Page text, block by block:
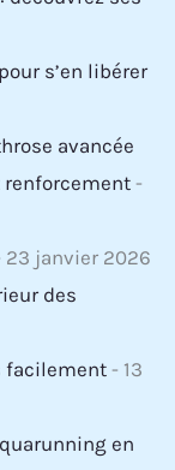
s’en libérer
avancée
renforcement -
23 janvier 2026
des
facilement - 13
en